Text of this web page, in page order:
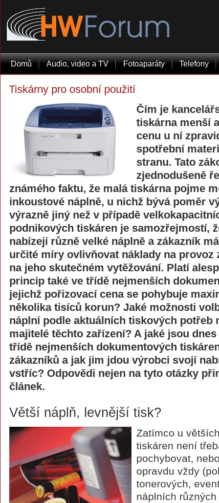
Domů Audio, video a TV Fotoaparáty Telefony
Tiskárny pro osobní použití
Čím je
tiskárna menší
cenu u ní
spotřební
stranu. Tato
zjednodušeně
známého faktu, že malá tiskárna pojme
inkoustové náplně, u nichž bývá poměr
výrazně jiný než v případě
podnikových tiskáren je samozřejmostí,
nabízejí různě velké náplně a zákazník
určité míry ovlivňovat náklady na provoz
na jeho skutečném vytěžování. Platí
princip také ve třídě nejmenších
jejichž pořizovací cena se pohybuje
několika tisíců korun? Jaké možnosti
náplní podle aktuálních tiskových potřeb
majitelé těchto zařízení? A jaké jsou
třídě nejmenších dokumentových
zákazníků a jak jim jdou výrobci svojí
vstříc? Odpovědi nejen na tyto otázky
článek.
Větší náplň, levnější tisk?
Zatímco u
tiskáren není
pochybovat,
opravdu vždy
tonerových,
náplních